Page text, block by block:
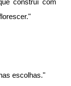
construí com
escolhas."